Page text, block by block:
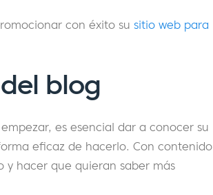
con éxito su sitio web para
blog
es esencial dar a conocer su
eficaz de hacerlo. Con contenido
hacer que quieran saber más